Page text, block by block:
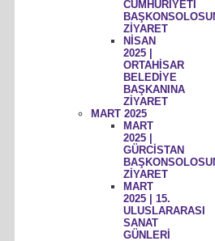
CUMHURİYETİ
ZİYARET
NİSAN
2025 |
ORTAHİSAR
BELEDİYE
BAŞKANINA
ZİYARET
MART 2025
MART
2025 |
GÜRCİSTAN
ZİYARET
MART
2025 | 15.
ULUSLARARASI
SANAT
GÜNLERİ